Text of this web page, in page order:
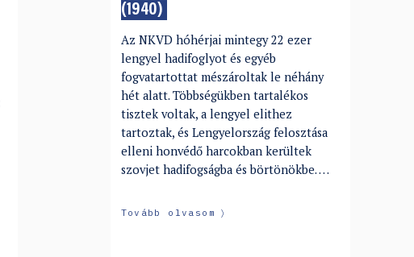
(1940)
Az NKVD hóhérjai mintegy 22 ezer
lengyel hadifoglyot és egyéb
fogvatartottat mészároltak le néhány
hét alatt. Többségükben tartalékos
tisztek voltak, a lengyel elithez
tartoztak, és Lengyelország felosztása
elleni honvédő harcokban kerültek
szovjet hadifogságba és börtönökbe. …
Tovább olvasom